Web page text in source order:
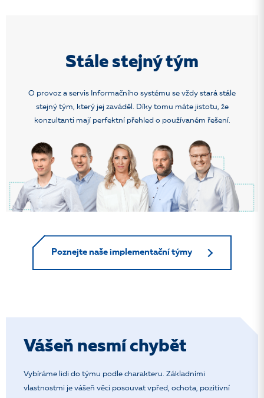
Stále stejný tým
O provoz a servis Informačního systému se vždy stará stále
stejný tým, který jej zaváděl. Díky tomu máte jistotu, že
konzultanti mají perfektní přehled o používaném řešení.
Poznejte naše implementační týmy
Vášeň nesmí chybět
Vybíráme lidi do týmu podle charakteru. Základními
vlastnostmi je vášeň věci posouvat vpřed, ochota, pozitivní